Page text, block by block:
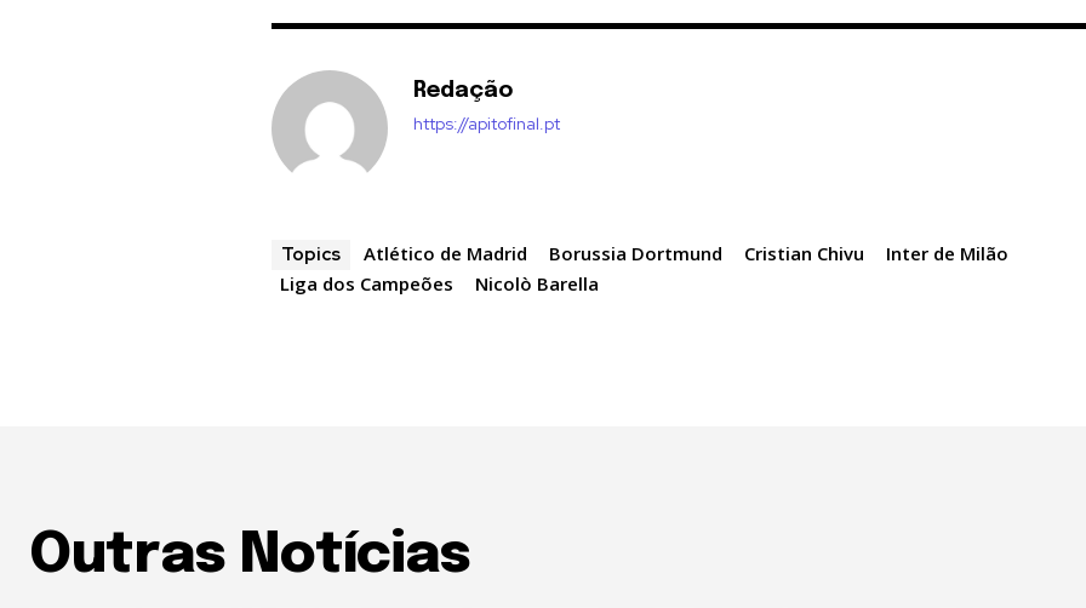
Redação
https://apitofinal.pt
Topics Atlético de Madrid Borussia Dortmund Cristian Chivu
Inter de Milão
Liga dos Campeões
Nicolò Barella
Outras Notícias